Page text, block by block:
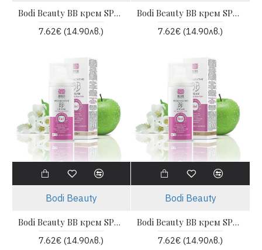
Bodi Beauty BB крем SPF 20 за мазна и смесена кожа Light
7.62€ (14.90лв.)
Bodi Beauty BB крем SPF 20 за мазна и смесена кожа Medium
7.62€ (14.90лв.)
Bodi Beauty
Bodi Beauty BB крем SPF 20 за суха и чувствителна кожа Light
7.62€ (14.90лв.)
Bodi Beauty
Bodi Beauty BB крем SPF 20 за суха и чувствителна кожа Medium
7.62€ (14.90лв.)